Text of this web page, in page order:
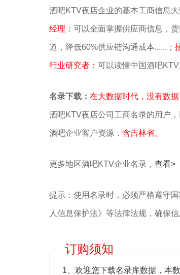
酒吧KTV夜店企业的基本工商信息
经理： 可以全面掌握供应商信息，货
道，降低60%供应链沟通成本......；
行业研究者： 可以读懂中国酒吧KTV
名录下载： 在大数据时代，没有数
酒吧KTV夜店公司工商名录的用户
酒吧企业客户资源， 含吉林省。
更多地区酒吧KTV企业名录， 查看>
提示：使用名录时，必须严格遵守
人信息保护法》等‌法律法规，确保
订购须知
1、欢迎您下载名录库数据，本